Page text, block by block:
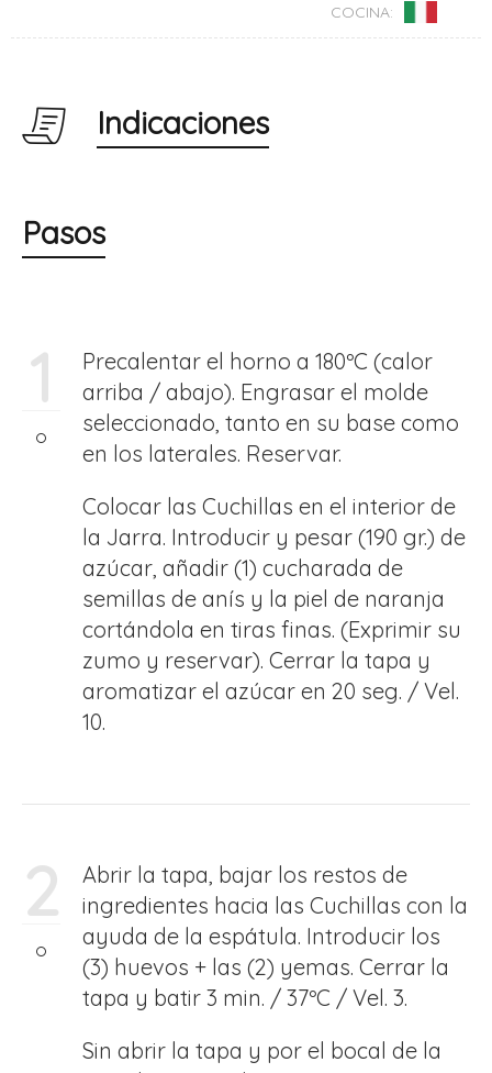
COCINA:
Indicaciones
Pasos
1
Precalentar el horno a 180ºC (calor
arriba / abajo). Engrasar el molde
seleccionado, tanto en su base como
en los laterales. Reservar.
Colocar las Cuchillas en el interior de
la Jarra. Introducir y pesar (190 gr.) de
azúcar, añadir (1) cucharada de
semillas de anís y la piel de naranja
cortándola en tiras finas. (Exprimir su
zumo y reservar). Cerrar la tapa y
aromatizar el azúcar en 20 seg. / Vel.
10.
2
Abrir la tapa, bajar los restos de
ingredientes hacia las Cuchillas con la
ayuda de la espátula. Introducir los
(3) huevos + las (2) yemas. Cerrar la
tapa y batir 3 min. / 37ºC / Vel. 3.
Sin abrir la tapa y por el bocal de la